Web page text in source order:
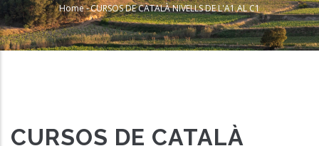
Breadcrumb
Home-CURSOS DE CATALÀ NIVELLS DE L'A1 AL C1
CURSOS DE CATALÀ